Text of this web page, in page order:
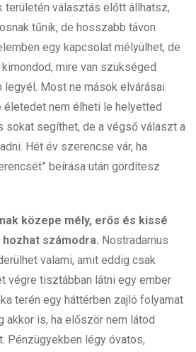
területén választás előtt állhatsz,
tűnik, de hosszabb távon
egy kapcsolat mélyülhet, de
mire van szükséged
legyél. Most ne mások elvárásai
életedet nem élheti le helyetted
sokat segíthet, de a végső választ a
Hét év szerencse vár, ha
beírása után gördítesz
közepe mély, erős és kissé
számodra. Nostradamus
valami, amit eddig csak
végre tisztábban látni egy ember
terén egy háttérben zajló folyamat
akkor is, ha először nem látod
Pénzügyekben légy óvatos,